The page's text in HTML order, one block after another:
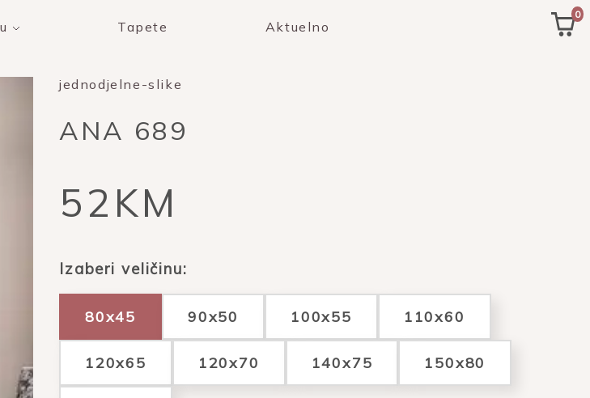
Tapete Aktuelno
0
jednodjelne-slike
ANA 689
52KM
Izaberi veličinu:
80x45 90x50 100x55 110x60
120x65 120x70 140x75 150x80